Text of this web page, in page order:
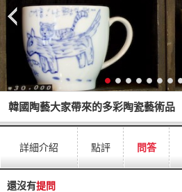
韓國陶藝大家帶來的多彩陶瓷藝術品
詳細介紹 點評 問答
還沒有提問